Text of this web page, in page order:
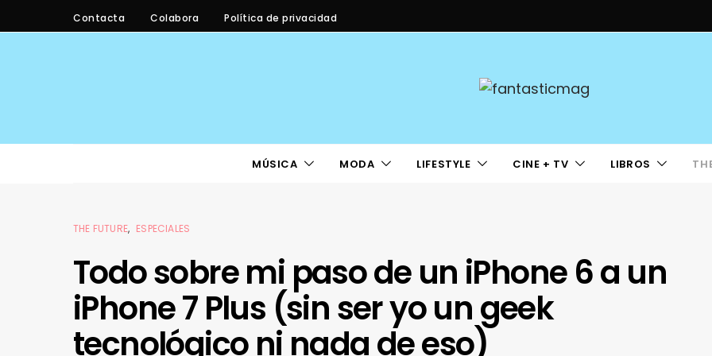
Contacta Colabora Política de privacidad
MÚSICA MODA LIFESTYLE CINE + TV LIBROS
THE FUTURE ESPECIALES
Todo sobre mi paso de un iPhone 6 a un
iPhone 7 Plus (sin ser yo un geek
tecnológico ni nada de eso)